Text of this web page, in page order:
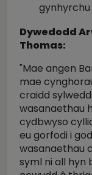
Dywedodd
Thomas:
"Mae angen
mae
craidd
wasanaethau
cydbwyso
eu gorfodi i
wasanaethau
syml ni all hyn